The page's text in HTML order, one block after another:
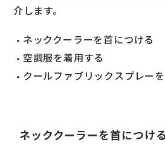
介します。
ネッククーラーを首につける
空調服を着用する
クールファブリックスプレー
ネッククーラーを首につける